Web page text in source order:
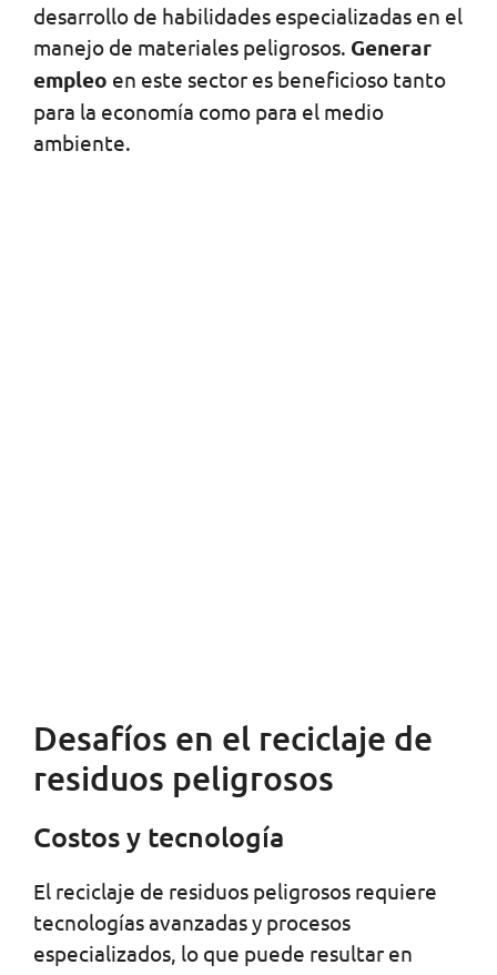
desarrollo de habilidades especializadas en el
manejo de materiales peligrosos. Generar
empleo en este sector es beneficioso tanto
para la economía como para el medio
ambiente.
Desafíos en el reciclaje de
residuos peligrosos
Costos y tecnología
El reciclaje de residuos peligrosos requiere
tecnologías avanzadas y procesos
especializados, lo que puede resultar en